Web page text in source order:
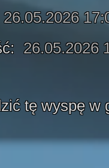
26.05.2026
26.05.2026
tę wyspę w